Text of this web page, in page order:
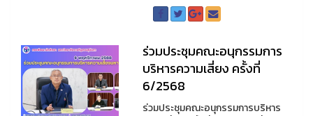
ร่วมประชุมคณะอนุกรรมการ
บริหารความเสี่ยง ครั้งที่
6/2568
ร่วมประชุมคณะอนุกรรมการบริหาร